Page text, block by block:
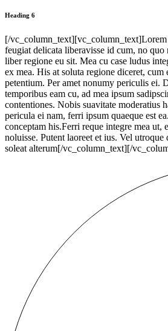
Heading 6
[/vc_column_text][vc_column_text]Lorem
feugiat delicata liberavisse id cum, no quo
liber regione eu sit. Mea cu case ludus
ex mea. His at soluta regione diceret, cum
petentium. Per amet nonumy periculis ei.
temporibus eam cu, ad mea ipsum
contentiones. Nobis suavitate moderatius
pericula ei nam, ferri ipsum quaeque est
conceptam his.Ferri reque integre mea ut,
noluisse. Putent laoreet et ius. Vel utroque
soleat alterum[/vc_column_text][/